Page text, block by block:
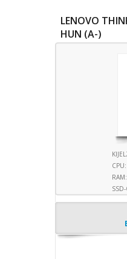
LENOVO
HUN (A-)
CPU:
RAM: